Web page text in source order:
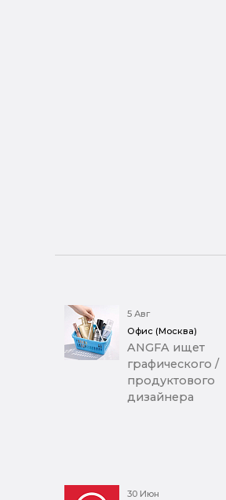
5 Авг
Офис (Москва)
ANGFA ищет
графического /
продуктового
дизайнера
30 Июн